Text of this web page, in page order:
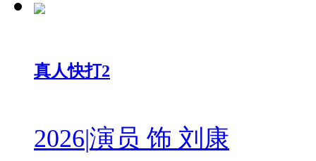
真人快打2
2026|演员 饰 刘康